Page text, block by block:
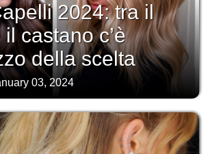
2024: tra il
castano c’è
della scelta
03, 2024